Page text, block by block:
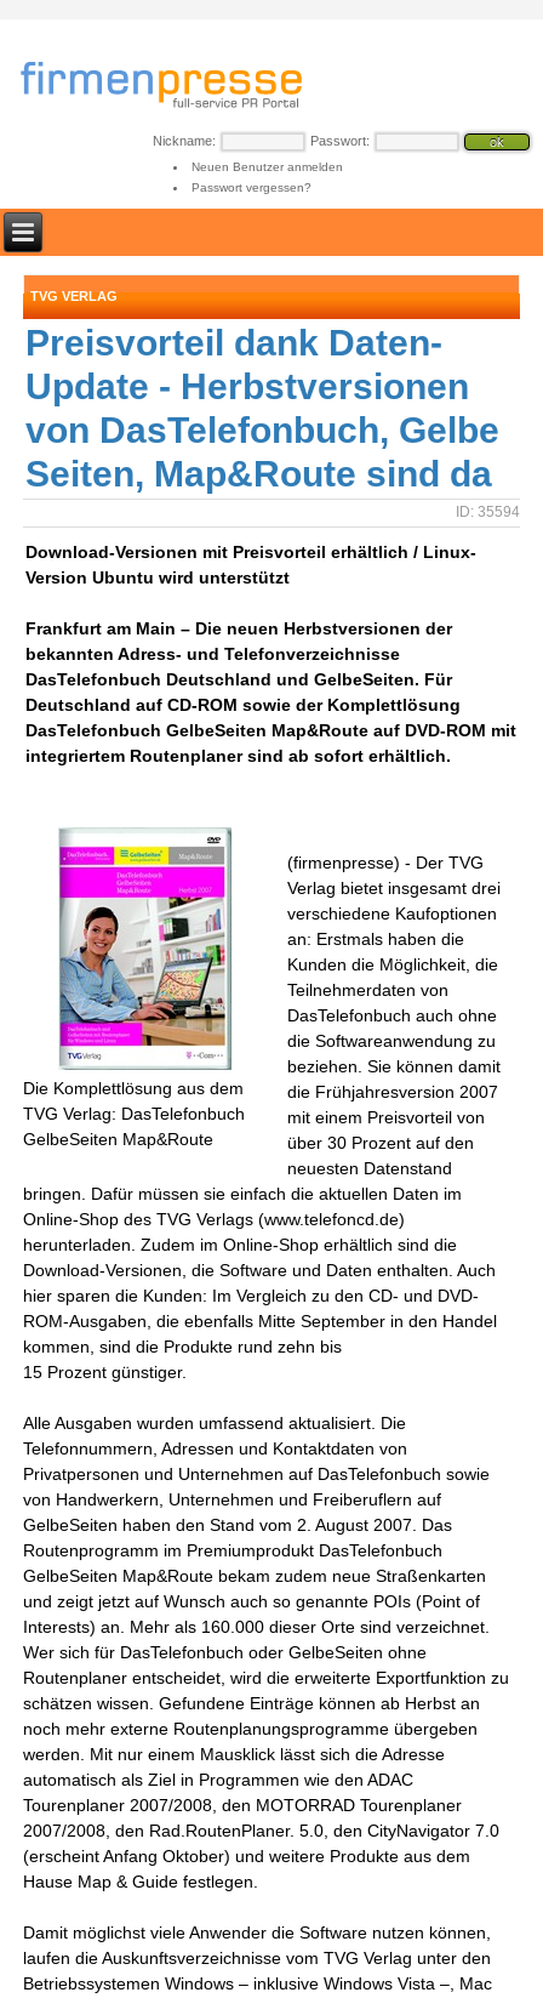
Nickname: Passwort:
Neuen Benutzer anmelden
Passwort vergessen?
TVG VERLAG
Preisvorteil dank Daten-
Update - Herbstversionen
von DasTelefonbuch, Gelbe
Seiten, Map&Route sind da
ID: 35594
Download-Versionen mit Preisvorteil erhältlich / Linux-
Version Ubuntu wird unterstützt
Frankfurt am Main – Die neuen Herbstversionen der
bekannten Adress- und Telefonverzeichnisse
DasTelefonbuch Deutschland und GelbeSeiten. Für
Deutschland auf CD-ROM sowie der Komplettlösung
DasTelefonbuch GelbeSeiten Map&Route auf DVD-ROM mit
integriertem Routenplaner sind ab sofort erhältlich.
Die Komplettlösung aus dem
TVG Verlag: DasTelefonbuch
GelbeSeiten Map&Route
(firmenpresse) - Der TVG
Verlag bietet insgesamt drei
verschiedene Kaufoptionen
an: Erstmals haben die
Kunden die Möglichkeit, die
Teilnehmerdaten von
DasTelefonbuch auch ohne
die Softwareanwendung zu
beziehen. Sie können damit
die Frühjahresversion 2007
mit einem Preisvorteil von
über 30 Prozent auf den
neuesten Datenstand
bringen. Dafür müssen sie einfach die aktuellen Daten im
Online-Shop des TVG Verlags (www.telefoncd.de)
herunterladen. Zudem im Online-Shop erhältlich sind die
Download-Versionen, die Software und Daten enthalten. Auch
hier sparen die Kunden: Im Vergleich zu den CD- und DVD-
ROM-Ausgaben, die ebenfalls Mitte September in den Handel
kommen, sind die Produkte rund zehn bis
15 Prozent günstiger.
Alle Ausgaben wurden umfassend aktualisiert. Die
Telefonnummern, Adressen und Kontaktdaten von
Privatpersonen und Unternehmen auf DasTelefonbuch sowie
von Handwerkern, Unternehmen und Freiberuflern auf
GelbeSeiten haben den Stand vom 2. August 2007. Das
Routenprogramm im Premiumprodukt DasTelefonbuch
GelbeSeiten Map&Route bekam zudem neue Straßenkarten
und zeigt jetzt auf Wunsch auch so genannte POIs (Point of
Interests) an. Mehr als 160.000 dieser Orte sind verzeichnet.
Wer sich für DasTelefonbuch oder GelbeSeiten ohne
Routenplaner entscheidet, wird die erweiterte Exportfunktion zu
schätzen wissen. Gefundene Einträge können ab Herbst an
noch mehr externe Routenplanungsprogramme übergeben
werden. Mit nur einem Mausklick lässt sich die Adresse
automatisch als Ziel in Programmen wie den ADAC
Tourenplaner 2007/2008, den MOTORRAD Tourenplaner
2007/2008, den Rad.RoutenPlaner. 5.0, den CityNavigator 7.0
(erscheint Anfang Oktober) und weitere Produkte aus dem
Hause Map & Guide festlegen.
Damit möglichst viele Anwender die Software nutzen können,
laufen die Auskunftsverzeichnisse vom TVG Verlag unter den
Betriebssystemen Windows – inklusive Windows Vista –, Mac